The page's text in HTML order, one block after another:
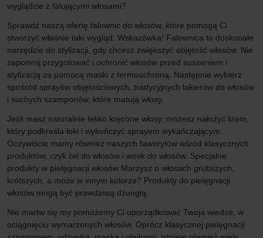
wyglądzie z falującymi włosami?
Sprawdź naszą ofertę falownic do włosów, które pomogą Ci
stworzyć właśnie taki wygląd. Wskazówka! Falownica to doskonałe
narzędzie do stylizacji, gdy chcesz zwiększyć objętość włosów. Nie
zapomnij przygotować i ochronić włosów przed suszeniem i
stylizacją za pomocą maski z termoochroną. Następnie wybierz
spośród sprayów objętościowych, tradycyjnych lakierów do włosów
i suchych szamponów, które matują włosy.
Jeśli masz naturalnie lekko kręcone włosy, możesz nałożyć krem,
który podkreśla loki i wykończyć sprayem wykańczającym.
Oczywiście mamy również naszych faworytów wśród klasycznych
produktów, czyli żel do włosów i wosk do włosów. Specjalne
produkty w pielęgnacji włosów Marzysz o włosach grubszych,
krótszych, a może w innym kolorze? Produkty do pielęgnacji
włosów mogą być prawdziwą dżunglą.
Nie martw się my pomożemy Ci uporządkować Twoja wiedze, w
ociągnięciu wymarzonych włosów. Oprócz klasycznej pielęgnacji